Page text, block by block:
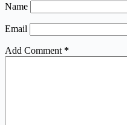
Name
Email
Add Comment *